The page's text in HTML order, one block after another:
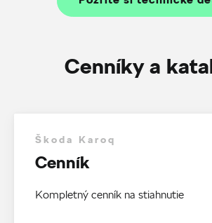
Cenníky a
Škoda Karoq
Cenník
Kompletný cenník na stiahnutie